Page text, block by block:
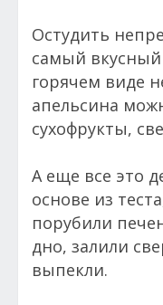
Остудить
самый вкусный
горячем виде
апельсина
сухофрукты,
А еще все это
основе из
порубили
дно, залили
выпекли.